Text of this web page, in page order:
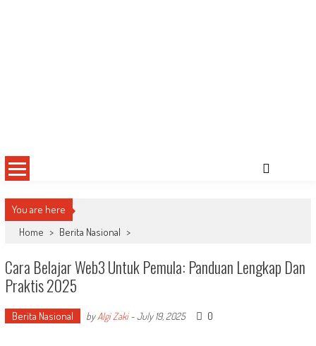
You are here
Home > Berita Nasional >
Cara Belajar Web3 Untuk Pemula: Panduan Lengkap Dan
Praktis 2025
Berita Nasional byAlgi Zaki-July 19, 2025 0